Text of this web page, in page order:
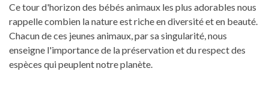
Ce tour d'horizon des bébés animaux les plus adorables nous
rappelle combien la nature est riche en diversité et en beauté.
Chacun de ces jeunes animaux, par sa singularité, nous
enseigne l'importance de la préservation et du respect des
espèces qui peuplent notre planète.